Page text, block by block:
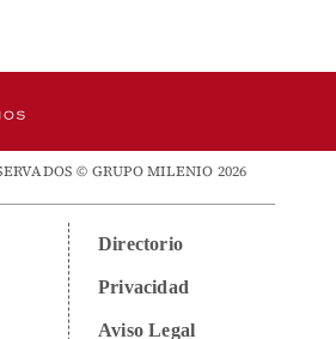
© GRUPO MILENIO 2026
Directorio
Privacidad
Aviso Legal